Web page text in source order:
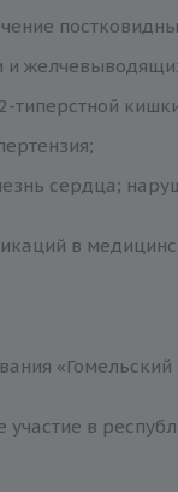
и
типерстной
сердца;
в
участие в